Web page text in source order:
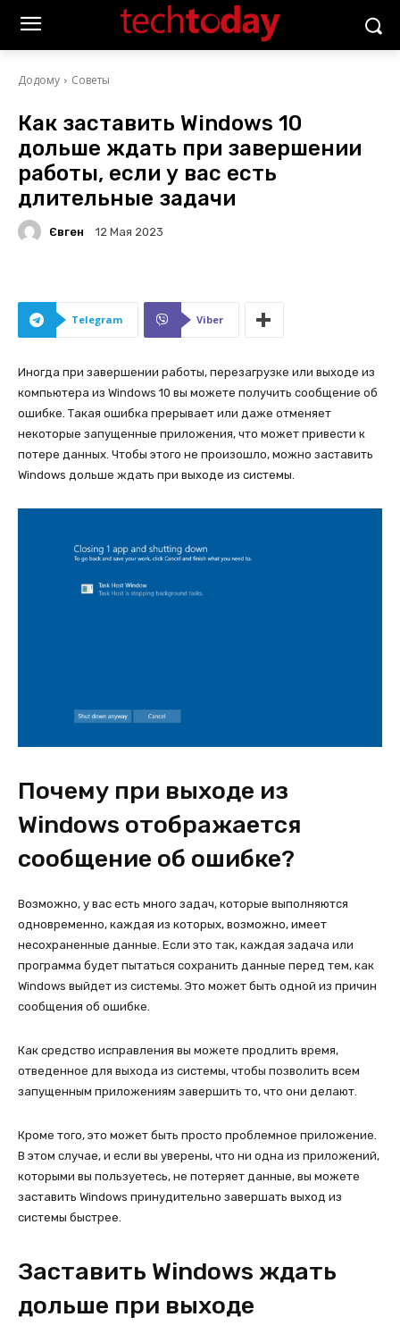
Додому Советы
Как заставить Windows 10
дольше ждать при завершении
работы, если у вас есть
длительные задачи
Євген 12 Мая 2023
Telegram Viber
Иногда при завершении работы, перезагрузке или выходе из
компьютера из Windows 10 вы можете получить сообщение об
ошибке. Такая ошибка прерывает или даже отменяет
некоторые запущенные приложения, что может привести к
потере данных. Чтобы этого не произошло, можно заставить
Windows дольше ждать при выходе из системы.
Почему при выходе из
Windows отображается
сообщение об ошибке?
Возможно, у вас есть много задач, которые выполняются
одновременно, каждая из которых, возможно, имеет
несохраненные данные. Если это так, каждая задача или
программа будет пытаться сохранить данные перед тем, как
Windows выйдет из системы. Это может быть одной из причин
сообщения об ошибке.
Как средство исправления вы можете продлить время,
отведенное для выхода из системы, чтобы позволить всем
запущенным приложениям завершить то, что они делают.
Кроме того, это может быть просто проблемное приложение.
В этом случае, и если вы уверены, что ни одна из приложений,
которыми вы пользуетесь, не потеряет данные, вы можете
заставить Windows принудительно завершать выход из
системы быстрее.
Заставить Windows ждать
дольше при выходе